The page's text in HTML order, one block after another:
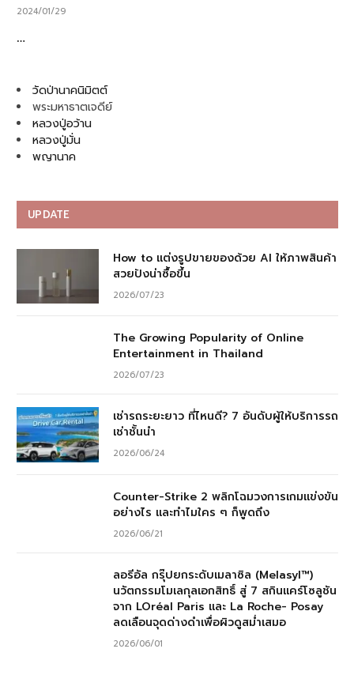
2024/01/29
…
วัดป่านาคนิมิตต์
พระมหาธาตเจดีย์
หลวงปู่อว้าน
หลวงปู่มั่น
พญานาค
UPDATE
How to แต่งรูปขายของด้วย AI ให้ภาพสินค้า
สวยปังน่าซื้อขึ้น
2026/07/23
The Growing Popularity of Online
Entertainment in Thailand
2026/07/23
เช่ารถระยะยาว ที่ไหนดี? 7 อันดับผู้ให้บริการรถ
เช่าชั้นนำ
2026/06/24
Counter-Strike 2 พลิกโฉมวงการเกมแข่งขัน
อย่างไร และทำไมใคร ๆ ก็พูดถึง
2026/06/21
ลอรีอัล กรุ๊ปยกระดับเมลาซิล (Melasyl™)
นวัตกรรมโมเลกุลเอกสิทธิ์ สู่ 7 สกินแคร์โซลูชัน
จาก LOréal Paris และ La Roche- Posay
ลดเลือนจุดด่างดำเพื่อผิวดูสม่ำเสมอ
2026/06/01